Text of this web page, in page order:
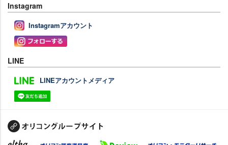
Instagram
Instagramアカウント
LINE
LINEアカウントメディア